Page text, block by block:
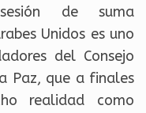
de suma
Unidos es uno
del Consejo
Paz, que a finales
realidad como